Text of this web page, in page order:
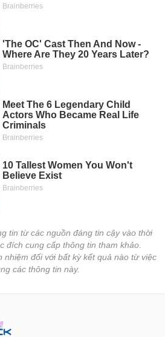
tin từ các nguồn đáng tin cậy vào thời
đích cung cấp thông tin tham khảo.
nhiệm đối với bất kỳ kết quả nào từ việc
các thông tin này.